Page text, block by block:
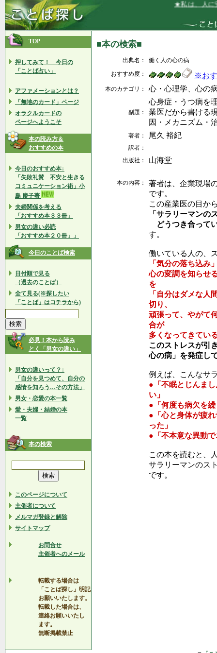
★私は、人に安
TOP
押してみて！ 今日の
「ことば占い」
アファメーションとは？
「無地のカード」ページ
オラクルカードの
ページへようこそ
本の読み方＆
おすすめの本
今日のおすすめ本↓
「失敗礼賛 不安と生きる
コミュニケーション術」小
島 慶子著
夫婦関係を考える
「おすすめ本３３冊」
男女の違い必読
「おすすめ本２０冊」」
今日のことば検索
日付順で見る
（過去のことば）
全て見る(※探したい
「ことば」はコチラから)
必見！本から読み
とく「男女の違い」
男女の違いって？↓
「自分を見つめて、自分の
感情を知ろう…その方法」
男女・恋愛の本一覧
愛・夫婦・結婚の本
一覧
本の検索
このページについて
主催者について
メルマガ登録と解除
サイトマップ
お問合せ
主催者へのメール
転載する場合は
「ことば探し」明記
お願いいたします。
転載した場合は、
連絡お願いいたし
ます。
無断掲載禁止
■本の検索■
出典名：
働く人の心の病
おすすめ度：
※お
本のカテゴリ： 心・心理学、心の
副題：
心身症・うつ病を
業医だから書ける
因・メカニズム・
著者： 尾久 裕紀
訳者：
出版社：
山海堂
本の内容：
著者は、企業現場
です。
この産業医の目か
「サラリーマンの
どうつき合って
す。
働いている人の、
「気分の落ち込み
心の変調を知らせ
を
「自分はダメな人
切り、
頑張って、やがて
合が
多くなってきてい
このストレスが引
心の病」を発症し
例えば、こんなサ
●「不眠とじんま
い」
●「何度も病欠を
●「心と身体が疲
った」
●「不本意な異動
この本を読むと、
サラリーマンのス
です。